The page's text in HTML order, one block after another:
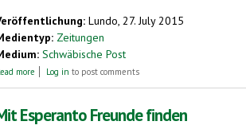
Lundo, 27. July 2015
Zeitungen
Schwäbische Post
more about Aalener nach Lille zu Esperanto-Treff
Log in to post comments
Esperanto Freunde finden